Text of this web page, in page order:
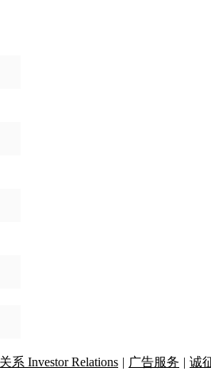
系 Investor Relations | 广告服务 | 诚